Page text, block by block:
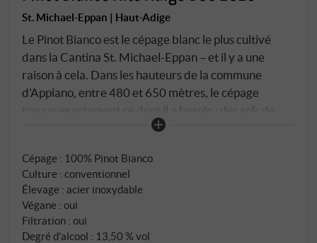
St. Michael-Eppan | Haut-Adige
Le Pinot Bianco est le cépage blanc le plus cultivé
dans la Cantina St. Michael-Eppan – et il y a une
raison à cela. Dans les hauteurs de la commune
d'Appiano, entre 480 et 650 mètres, le cépage
trouve exactement ce dont il a besoin : des sols de
gravier calcaire avec une légère proportion d'argile,
descendent du Mendelgebirge. Ces vents sont l'outil
invisible du terroir – ils ralentissent la maturité et
préservent la fraîcheur qui distingue le pinot bianco
de tous les autres à cette altitude. Vendange
manuelle, vinification en acier. Typique du cépage,
Cépage : 100% Pinot Bianco
Culture : conventionnel
Élevage : acier inoxydable
Végane : oui
Filtration : oui
Degré d'alcool : 13,50 % vol